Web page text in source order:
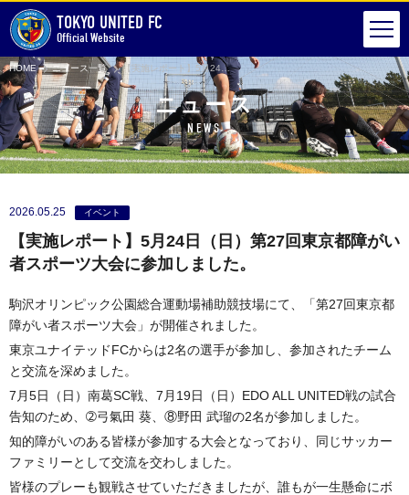
TOKYO UNITED FC
Official Website
HOME ニュース一覧 【実施レポート】5月24日（日）第27回東京都障がい者スポーツ大会に参加しました。
ニュース
NEWS
2026.05.25 イベント
【実施レポート】5月24日（日）第27回東京都障がい
者スポーツ大会に参加しました。
駒沢オリンピック公園総合運動場補助競技場にて、「第27回東京都
障がい者スポーツ大会」が開催されました。
東京ユナイテッドFCからは2名の選手が参加し、参加されたチーム
と交流を深めました。
7月5日（日）南葛SC戦、7月19日（日）EDO ALL UNITED戦の試合
告知のため、➁弓氣田 葵、⑧野田 武瑠の2名が参加しました。
知的障がいのある皆様が参加する大会となっており、同じサッカー
ファミリーとして交流を交わしました。
皆様のプレーも観戦させていただきましたが、誰もが一生懸命にボ